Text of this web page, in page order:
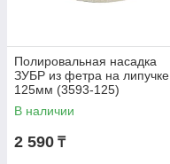
Полировальная насадка
ЗУБР из фетра на липучке,
125мм (3593-125)
В наличии
2 590 ₸